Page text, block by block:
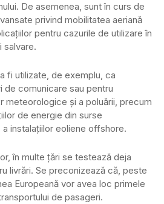
De asemenea, sunt în curs de
privind mobilitatea aeriană
pentru cazurile de utilizare în
salvare.
fi utilizate, de exemplu, ca
de comunicare sau pentru
meteorologice şi a poluării, precum
de energie din surse
instalaţiilor eoliene offshore.
în multe ţări se testează deja
livrări. Se preconizează că, peste
Europeană vor avea loc primele
de pasageri.